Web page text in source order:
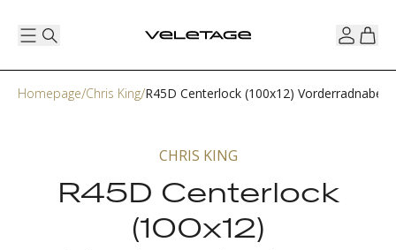
Homepage Chris King R45D Centerlock (100x12) Vorderradnabe -
CHRIS KING
R45D Centerlock
(100x12)